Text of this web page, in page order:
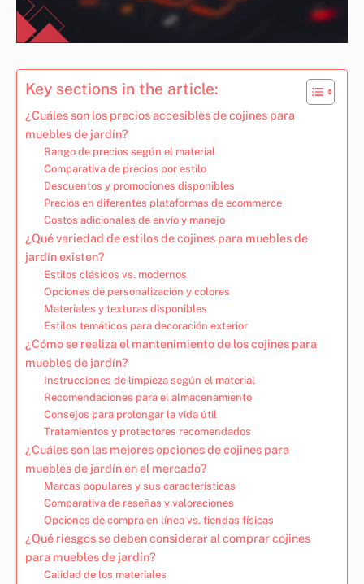
Key sections in the article:
¿Cuáles son los precios accesibles de cojines para
muebles de jardín?
Rango de precios según el material
Comparativa de precios por estilo
Descuentos y promociones disponibles
Precios en diferentes plataformas de ecommerce
Costos adicionales de envío y manejo
¿Qué variedad de estilos de cojines para muebles de
jardín existen?
Estilos clásicos vs. modernos
Opciones de personalización y colores
Materiales y texturas disponibles
Estilos temáticos para decoración exterior
¿Cómo se realiza el mantenimiento de los cojines para
muebles de jardín?
Instrucciones de limpieza según el material
Recomendaciones para el almacenamiento
Consejos para prolongar la vida útil
Tratamientos y protectores recomendados
¿Cuáles son las mejores opciones de cojines para
muebles de jardín en el mercado?
Marcas populares y sus características
Comparativa de reseñas y valoraciones
Opciones de compra en línea vs. tiendas físicas
¿Qué riesgos se deben considerar al comprar cojines
para muebles de jardín?
Calidad de los materiales